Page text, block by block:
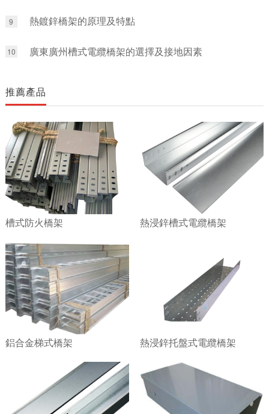
9 熱鍍鋅橋架的原理及特點
10 廣東廣州槽式電纜橋架的選擇及接地因素
推薦產品
槽式防火橋架 熱浸鋅槽式電纜橋架
鋁合金梯式橋架 熱浸鋅托盤式電纜橋架